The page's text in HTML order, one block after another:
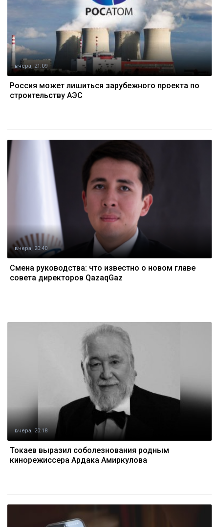
вчера, 21:09
Россия может лишиться зарубежного проекта по
строительству АЭС
вчера, 20:40
Смена руководства: что известно о новом главе
совета директоров QazaqGaz
вчера, 20:18
Токаев выразил соболезнования родным
кинорежиссера Ардака Амиркулова